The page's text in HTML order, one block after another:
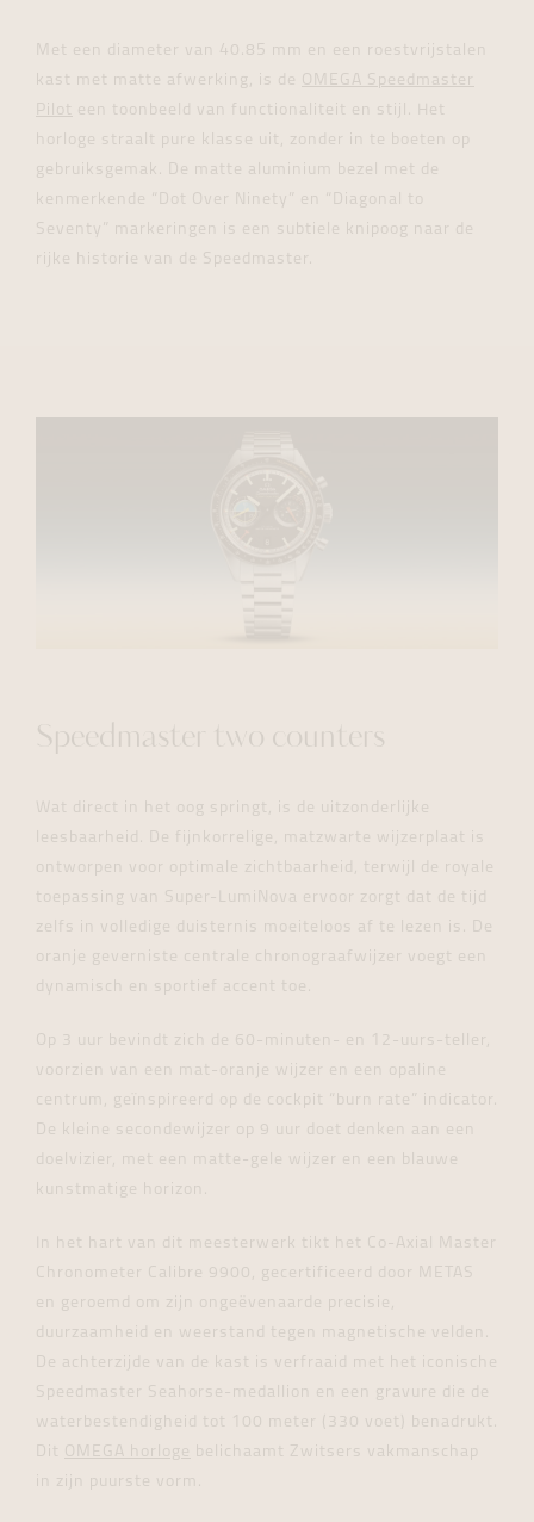
Met een diameter van 40.85 mm en een roestvrijstalen
kast met matte afwerking, is de OMEGA Speedmaster
Pilot
een toonbeeld van functionaliteit en stijl. Het
horloge straalt pure klasse uit, zonder in te boeten op
gebruiksgemak. De matte aluminium bezel met de
kenmerkende “Dot Over Ninety” en “Diagonal to
Seventy” markeringen is een subtiele knipoog naar de
rijke historie van de Speedmaster.
Speedmaster two counters
Wat direct in het oog springt, is de uitzonderlijke
leesbaarheid. De fijnkorrelige, matzwarte wijzerplaat is
ontworpen voor optimale zichtbaarheid, terwijl de royale
toepassing van Super-LumiNova ervoor zorgt dat de tijd
zelfs in volledige duisternis moeiteloos af te lezen is. De
oranje geverniste centrale chronograafwijzer voegt een
dynamisch en sportief accent toe.
Op 3 uur bevindt zich de 60-minuten- en 12-uurs-teller,
voorzien van een mat-oranje wijzer en een opaline
centrum, geïnspireerd op de cockpit “burn rate” indicator.
De kleine secondewijzer op 9 uur doet denken aan een
doelvizier, met een matte-gele wijzer en een blauwe
kunstmatige horizon.
In het hart van dit meesterwerk tikt het Co-Axial Master
Chronometer Calibre 9900, gecertificeerd door METAS
en geroemd om zijn ongeëvenaarde precisie,
duurzaamheid en weerstand tegen magnetische velden.
De achterzijde van de kast is verfraaid met het iconische
Speedmaster Seahorse-medallion en een gravure die de
waterbestendigheid tot 100 meter (330 voet) benadrukt.
Dit OMEGA horloge
belichaamt Zwitsers vakmanschap
in zijn puurste vorm.